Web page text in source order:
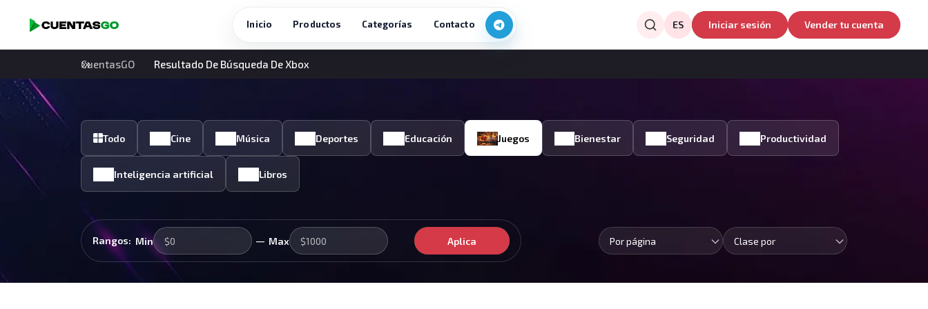
Inicio Productos Categorías Contacto ES Iniciar sesión Vender tu cuenta
CuentasGO Resultado De Búsqueda De Xbox
Todo Cine Música Deportes Educación Juegos Bienestar Seguridad Productividad
Inteligencia artificial Libros
Rangos: Min — Max Aplica Por página Clase por